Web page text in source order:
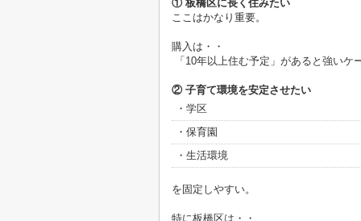
① 板橋区に長く住みたい
ここはかなり重要。
購入は・・
「10年以上住む予定」があると強いケ
② 子育て環境を安定させたい
・学区
・保育園
・生活環境
を固定しやすい。
特に板橋区は・・